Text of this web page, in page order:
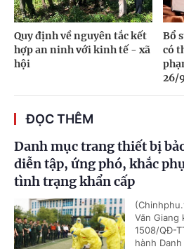
Quy định về nguyên tắc kết
hợp an ninh với kinh tế - xã
hội
Bổ
có
26/
ĐỌC THÊM
Danh mục trang thiết bị
diễn tập, ứng phó, khắc
tình trạng khẩn cấp
Văn Giang
1508/QĐ-
hành